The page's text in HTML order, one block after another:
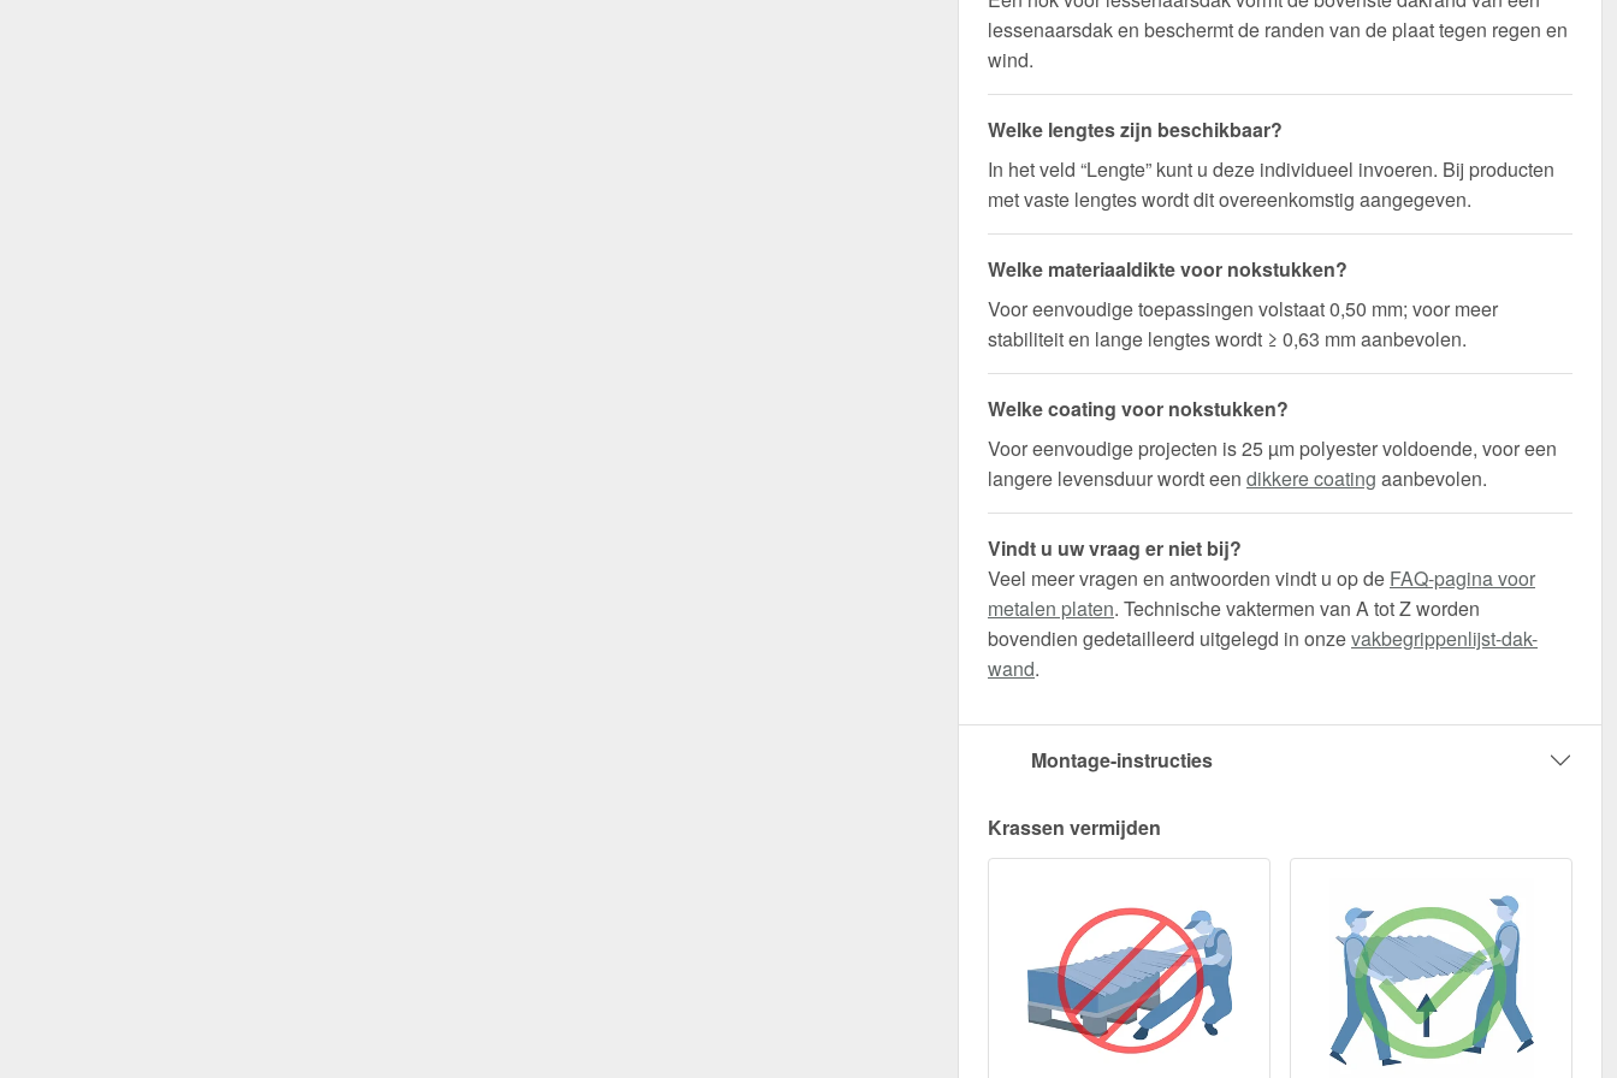
lessenaarsdak en beschermt de randen van de plaat tegen regen en
wind.
Welke lengtes zijn beschikbaar?
In het veld “Lengte” kunt u deze individueel invoeren. Bij producten
met vaste lengtes wordt dit overeenkomstig aangegeven.
Welke materiaaldikte voor nokstukken?
Voor eenvoudige toepassingen volstaat 0,50 mm; voor meer
stabiliteit en lange lengtes wordt ≥ 0,63 mm aanbevolen.
Welke coating voor nokstukken?
Voor eenvoudige projecten is 25 µm polyester voldoende, voor een
langere levensduur wordt een dikkere coating aanbevolen.
Vindt u uw vraag er niet bij?
Veel meer vragen en antwoorden vindt u op de FAQ-pagina voor
metalen platen. Technische vaktermen van A tot Z worden
bovendien gedetailleerd uitgelegd in onzevakbegrippenlijst-dak-
wand.
Montage-instructies
Krassen vermijden